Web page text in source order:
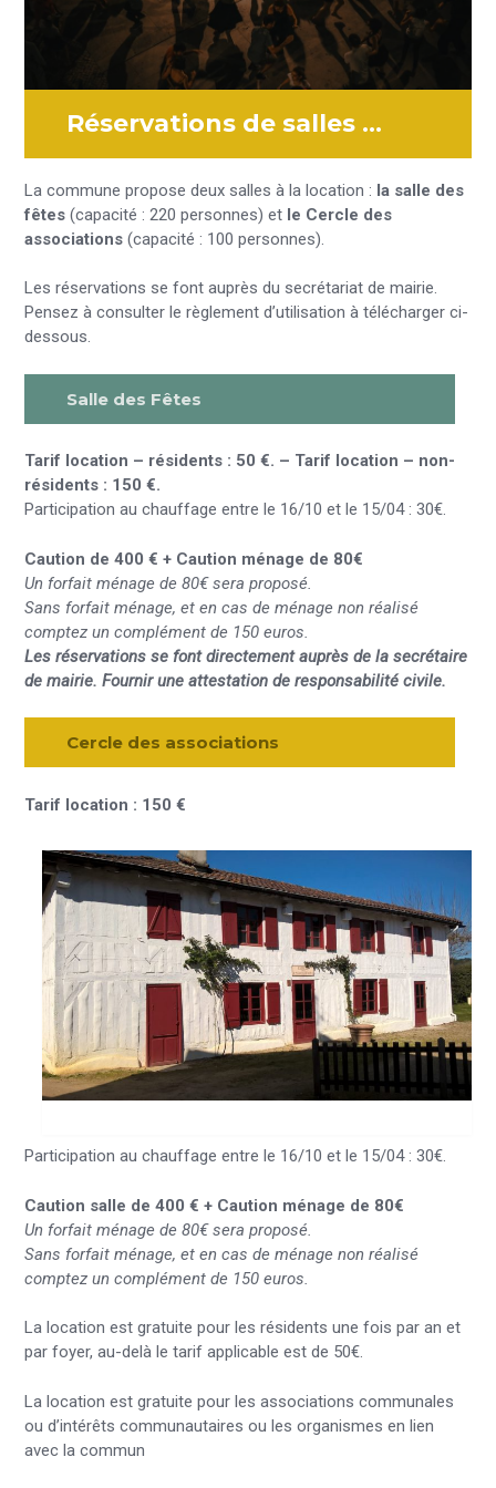
Réservations de salles …
La commune propose deux salles à la location : la salle des
fêtes (capacité : 220 personnes) et le Cercle des
associations (capacité : 100 personnes).
Les réservations se font auprès du secrétariat de mairie.
Pensez à consulter le règlement d’utilisation à télécharger ci-
dessous.
Salle des Fêtes
Tarif location – résidents : 50 €. – Tarif location – non-
résidents : 150 €.
Participation au chauffage entre le 16/10 et le 15/04 : 30€.
Caution de 400 € + Caution ménage de 80€
Un forfait ménage de 80€ sera proposé.
Sans forfait ménage, et en cas de ménage non réalisé
comptez un complément de 150 euros.
Les réservations se font directement auprès de la secrétaire
de mairie. Fournir une attestation de responsabilité civile.
Cercle des associations
Tarif location : 150 €
Participation au chauffage entre le 16/10 et le 15/04 : 30€.
Caution salle de 400 € + Caution ménage de 80€
Un forfait ménage de 80€ sera proposé.
Sans forfait ménage, et en cas de ménage non réalisé
comptez un complément de 150 euros.
La location est gratuite pour les résidents une fois par an et
par foyer, au-delà le tarif applicable est de 50€.
La location est gratuite pour les associations communales
ou d’intérêts communautaires ou les organismes en lien
avec la commun